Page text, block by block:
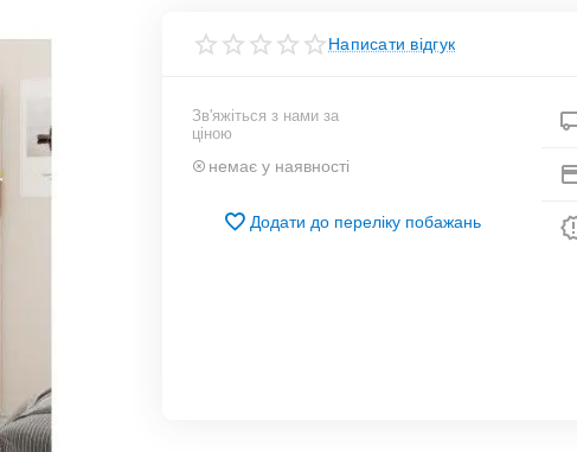
Написати відгук
Зв'яжіться з нами за
ціною
немає у наявності
Додати до переліку побажань